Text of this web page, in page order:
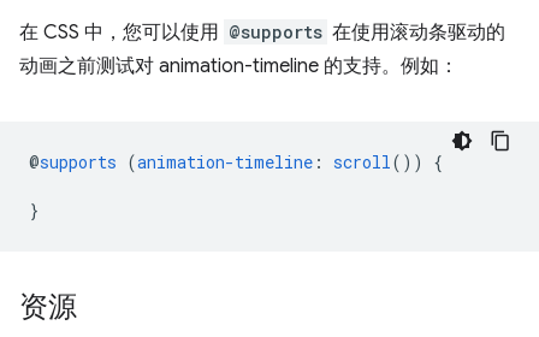
在 CSS 中，您可以使用 @supports 在使用滚动条驱动的
动画之前测试对 animation-timeline 的支持。例如：
@supports (animation-timeline : scroll ()) {
}
资源